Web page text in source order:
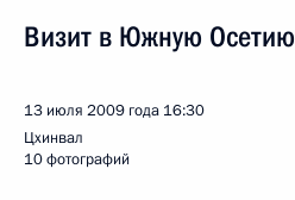
Визит в Южную Осетию
13 июля 2009 года 16:30
Цхинвал
10 фотографий